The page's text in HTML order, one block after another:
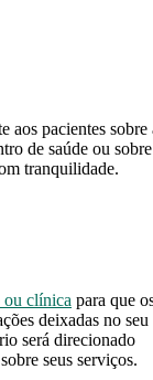
aos pacientes sobre
de saúde ou sobre
tranquilidade.
ou clínica para que
deixadas no seu
será direcionado
seus serviços.